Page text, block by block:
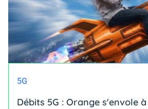
5G
Débits 5G : Orange s'envole